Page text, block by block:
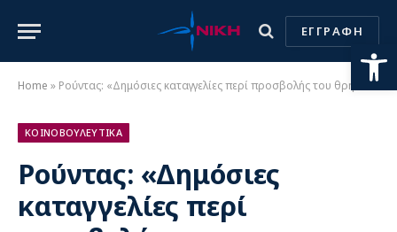
ΕΓΓΡΑΦΗ
Home » Ρούντας: «Δημόσιες καταγγελίες περί προσβολής του θρησκευτικού αισθήματος στο Rethymno Pride»
ΚΟΙΝΟΒΟΥΛΕΥΤΙΚΑ
Ρούντας: «Δημόσιες
καταγγελίες περί